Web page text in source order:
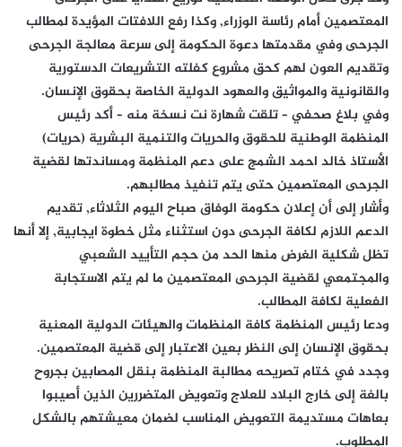
المعتصمين أمام رئاسة الوزراء, وكذا رفع اللافتات المؤيدة لمطالب
الجرحى وفي مقدمتها دعوة الحكومة إلى سرعة معالجة الجرحى
وتقديم العون لهم كحق مشروع كفلته التشريعات الدستورية
والقانونية والمواثيق والعهود الدولية الخاصة بحقوق الإنسان.
وفي بلاغ صحفي – تلقت شهارة نت نسخة منه – أكد رئيس
المنظمة الوطنية للحقوق والحريات والتنمية البشرية (حريات)
الأستاذ خالد احمد الشمج على دعم المنظمة ومساندتها لقضية
الجرحى المعتصمين حتى يتم تنفيذ مطالبهم.
وأشار إلى أن إعلان حكومة الوفاق صباح اليوم الثلاثاء, تقديم
الدعم اللازم لكافة الجرحى دون استثناء مثل خطوة ايجابية, إلا أنها
تظل شكلية الغرض منها الحد من حجم التأييد الشعبي
والمجتمعي لقضية الجرحى المعتصمين ما لم يتم الاستجابة
الفعلية لكافة المطالب.
ودعا رئيس المنظمة كافة المنظمات والهيئات الدولية المعنية
بحقوق الإنسان إلى النظر بعين الاعتبار إلى قضية المعتصمين.
وجدد في ختام تصريحه مطالبة المنظمة بنقل المصابين بجروح
بالغة إلى خارج البلاد للعلاج وتعويض المتضررين الذين أصيبوا
بعاهات مستديمة التعويض المناسب لضمان معيشتهم بالشكل
المطلوب.